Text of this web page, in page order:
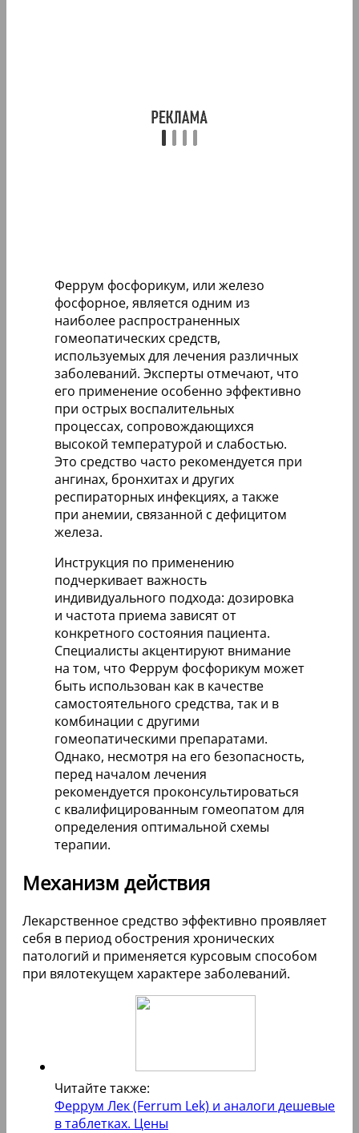
Феррум фосфорикум, или железо
фосфорное, является одним из
наиболее распространенных
гомеопатических средств,
используемых для лечения различных
заболеваний. Эксперты отмечают, что
его применение особенно эффективно
при острых воспалительных
процессах, сопровождающихся
высокой температурой и слабостью.
Это средство часто рекомендуется при
ангинах, бронхитах и других
респираторных инфекциях, а также
при анемии, связанной с дефицитом
железа.
Инструкция по применению
подчеркивает важность
индивидуального подхода: дозировка
и частота приема зависят от
конкретного состояния пациента.
Специалисты акцентируют внимание
на том, что Феррум фосфорикум может
быть использован как в качестве
самостоятельного средства, так и в
комбинации с другими
гомеопатическими препаратами.
Однако, несмотря на его безопасность,
перед началом лечения
рекомендуется проконсультироваться
с квалифицированным гомеопатом для
определения оптимальной схемы
терапии.
Механизм действия
Лекарственное средство эффективно проявляет
себя в период обострения хронических
патологий и применяется курсовым способом
при вялотекущем характере заболеваний.
Читайте также:
Феррум Лек (Ferrum Lek) и аналоги дешевые
в таблетках. Цены